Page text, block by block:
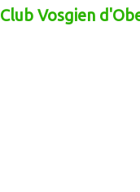
Club Vosgien